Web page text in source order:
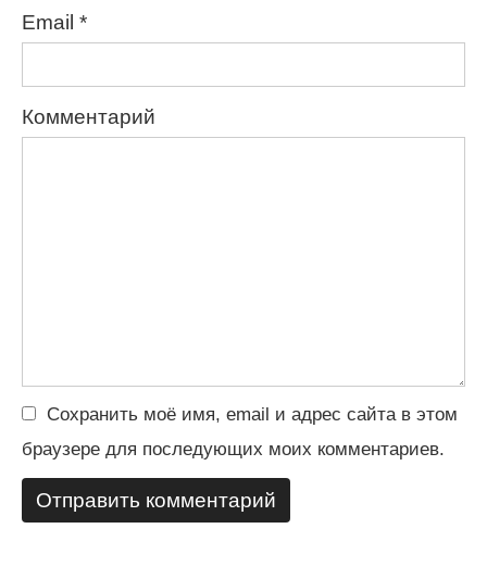
Email *
Комментарий
Сохранить моё имя, email и адрес сайта в этом
браузере для последующих моих комментариев.